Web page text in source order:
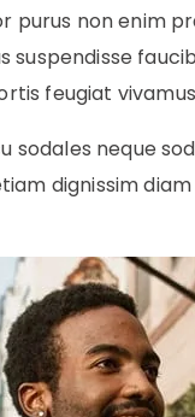
purus non enim
feugiat
sodales neque
dignissim